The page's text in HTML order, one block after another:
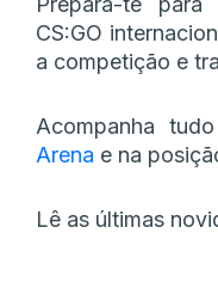
CS:GO
a competição e
Acompanha
Arena e na
Lê as últimas